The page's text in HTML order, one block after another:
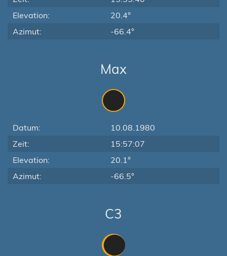
Elevation:
20.4°
Azimut:
-66.4°
Max
Datum:
10.08.1980
Zeit:
15:57:07
Elevation:
20.1°
Azimut:
-66.5°
C3